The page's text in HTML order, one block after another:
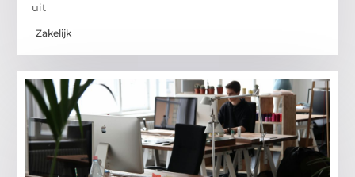
uit
Zakelijk